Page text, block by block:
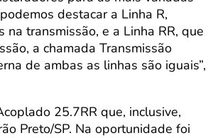
destacar a Linha R,
transmissão, e a Linha RR, que
a chamada Transmissão
de ambas as linhas são iguais”,
25.7RR que, inclusive,
Preto/SP. Na oportunidade foi